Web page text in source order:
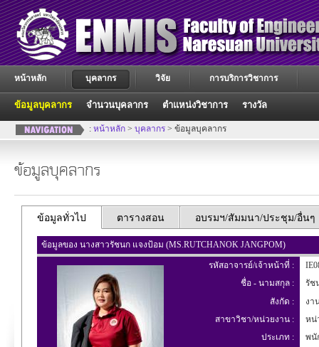
หน้าหลัก บุคลากร
ข้อมูลบุคลากร จำนวนบุคลากร ตำแหน่งวิชาการ รางวัล
วิจัย การบริการวิชาการ
: หน้าหลัก > บุคลากร > ข้อมูลบุคลากร
ข้อมูลบุคลากร
ข้อมูลทั่วไป ตารางสอน อบรมฯ/สัมมนา/ประชุม/อื่นๆ
ข้อมูลของ นางสาวรัชนก แจงป้อม (MS.RUTCHANOK JANGPOM)
รหัสอาจารย์/เจ้าหน้าที่ :
ชื่อ - นามสกุล :
รัช
สังกัด :
งา
สาขาวิชา/หน่วยงาน :
หน่
ประเภท :
พนั